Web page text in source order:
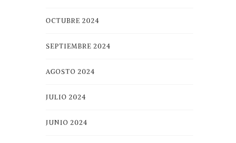
OCTUBRE 2024
SEPTIEMBRE 2024
AGOSTO 2024
JULIO 2024
JUNIO 2024